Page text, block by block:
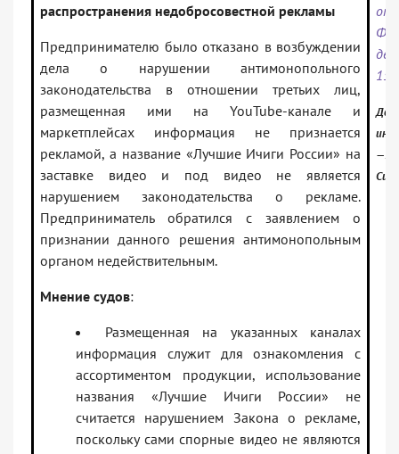
распространения недобросовестной рекламы
Предпринимателю было отказано в возбуждении
дела о нарушении антимонопольного
законодательства в отношении третьих лиц,
размещенная ими на YouTube-канале и
маркетплейсах информация не признается
рекламой, а название «Лучшие Ичиги России» на
заставке видео и под видео не является
нарушением законодательства о рекламе.
Предприниматель обратился с заявлением о
признании данного решения антимонопольным
органом недействительным.
Мнение судов:
Размещенная на указанных каналах
информация служит для ознакомления с
ассортиментом продукции, использование
названия «Лучшие Ичиги России» не
считается нарушением Закона о рекламе,
поскольку сами спорные видео не являются
от
—